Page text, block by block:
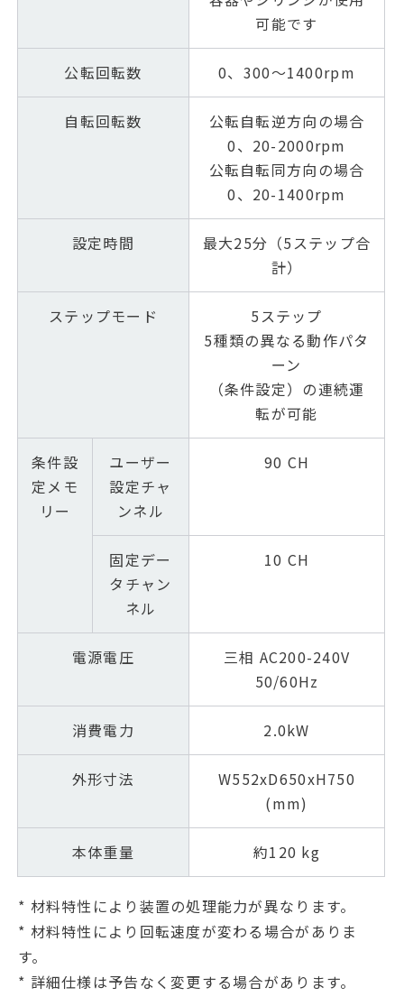
可能です
公転回転数 0、300～1400rpm
自転回転数
公転自転逆方向の場合
0、20-2000rpm
公転自転同方向の場合
0、20-1400rpm
設定時間
最大25分（5ステップ合
計）
ステップモード
5ステップ
5種類の異なる動作パタ
ーン
（条件設定）の連続運
転が可能
条件設
定メモ
リー
ユーザー
設定チャ
ンネル
90 CH
固定デー
タチャン
ネル
10 CH
電源電圧
三相 AC200-240V
50/60Hz
消費電力 2.0kW
外形寸法
W552xD650xH750
(mm)
本体重量 約120 kg
* 材料特性により装置の処理能力が異なります。
* 材料特性により回転速度が変わる場合がありま
す。
* 詳細仕様は予告なく変更する場合があります。